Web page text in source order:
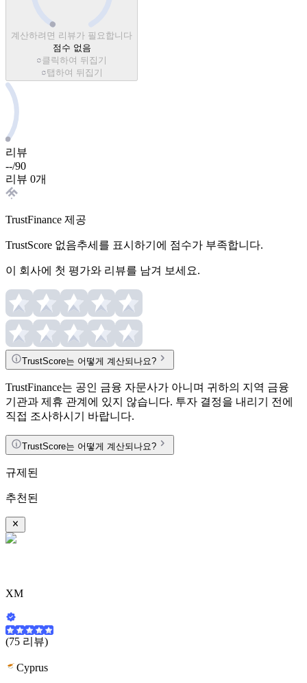
계산하려면 리뷰가 필요합니다
점수 없음
클릭하여 뒤집기
탭하여 뒤집기
리뷰
--/90
리뷰 0개
TrustFinance 제공
TrustScore 없음추세를 표시하기에 점수가 부족합니다.
이 회사에 첫 평가와 리뷰를 남겨 보세요.
TrustScore는 어떻게 계산되나요?
TrustFinance는 공인 금융 자문사가 아니며 귀하의 지역 금융
기관과 제휴 관계에 있지 않습니다. 투자 결정을 내리기 전에
직접 조사하시기 바랍니다.
TrustScore는 어떻게 계산되나요?
규제된
추천된
XM
(75 리뷰)
Cyprus